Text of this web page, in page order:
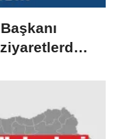
ziyaretlerde